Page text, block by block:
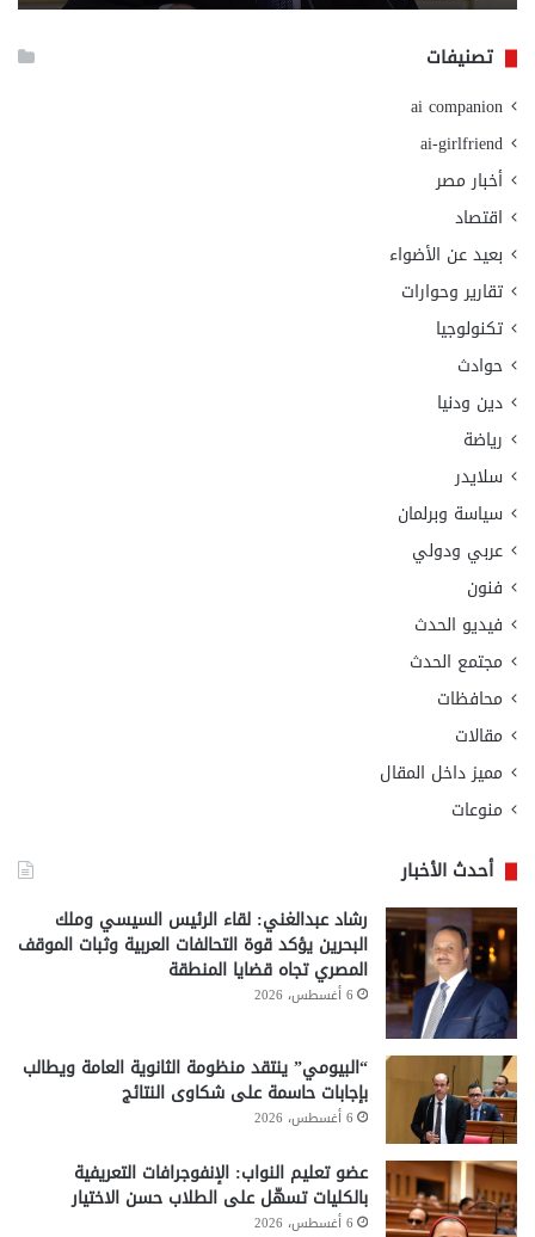
تصنيفات
ai companion
ai-girlfriend
أخبار مصر
اقتصاد
بعيد عن الأضواء
تقارير وحوارات
تكنولوجيا
حوادث
دين ودنيا
رياضة
سلايدر
سياسة وبرلمان
عربي ودولي
فنون
فيديو الحدث
مجتمع الحدث
محافظات
مقالات
مميز داخل المقال
منوعات
أحدث الأخبار
رشاد عبدالغني: لقاء الرئيس السيسي وملك
البحرين يؤكد قوة التحالفات العربية وثبات الموقف
المصري تجاه قضايا المنطقة
6 أغسطس، 2026
“البيومي” ينتقد منظومة الثانوية العامة ويطالب
بإجابات حاسمة على شكاوى النتائج
6 أغسطس، 2026
عضو تعليم النواب: الإنفوجرافات التعريفية
بالكليات تسهّل على الطلاب حسن الاختيار
6 أغسطس، 2026